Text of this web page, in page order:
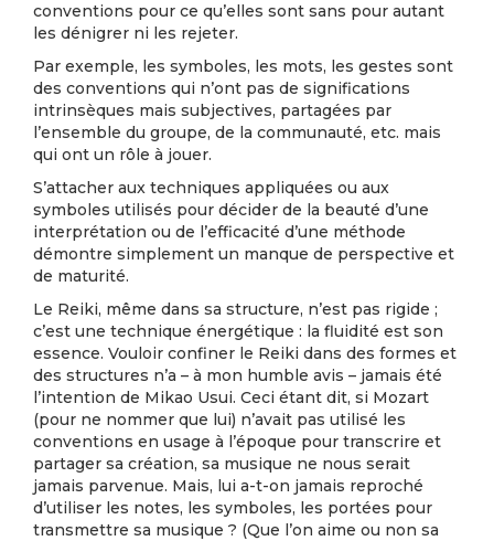
conventions pour ce qu’elles sont sans pour autant
les dénigrer ni les rejeter.
Par exemple, les symboles, les mots, les gestes sont
des conventions qui n’ont pas de significations
intrinsèques mais subjectives, partagées par
l’ensemble du groupe, de la communauté, etc. mais
qui ont un rôle à jouer.
S’attacher aux techniques appliquées ou aux
symboles utilisés pour décider de la beauté d’une
interprétation ou de l’efficacité d’une méthode
démontre simplement un manque de perspective et
de maturité.
Le Reiki, même dans sa structure, n’est pas rigide ;
c’est une technique énergétique : la fluidité est son
essence. Vouloir confiner le Reiki dans des formes et
des structures n’a – à mon humble avis – jamais été
l’intention de Mikao Usui. Ceci étant dit, si Mozart
(pour ne nommer que lui) n’avait pas utilisé les
conventions en usage à l’époque pour transcrire et
partager sa création, sa musique ne nous serait
jamais parvenue. Mais, lui a-t-on jamais reproché
d’utiliser les notes, les symboles, les portées pour
transmettre sa musique ? (Que l’on aime ou non sa